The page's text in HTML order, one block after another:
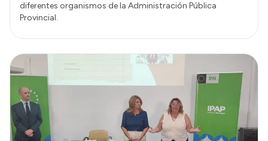
diferentes organismos de la Administración Pública
Provincial.